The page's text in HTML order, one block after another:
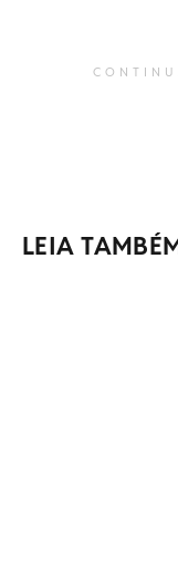
LEIA